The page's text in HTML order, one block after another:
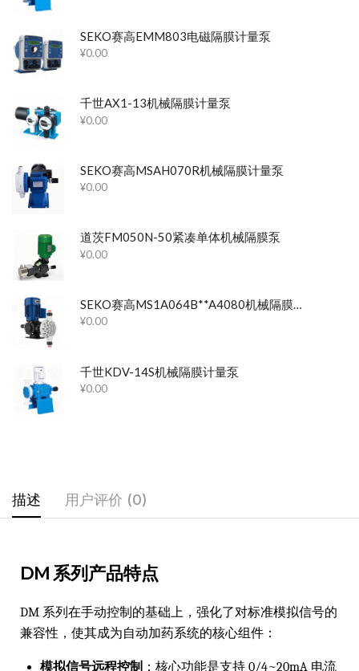
SEKO赛高EMM803电磁隔膜计量泵
¥0.00
千世AX1-13机械隔膜计量泵
¥0.00
SEKO赛高MSAH070R机械隔膜计量泵
¥0.00
道茨FM050N-50紧凑单体机械隔膜泵
¥0.00
SEKO赛高MS1A064B**A4080机械隔膜计量泵
¥0.00
千世KDV-14S机械隔膜计量泵
¥0.00
描述 用户评价 (0)
DM 系列产品特点
DM 系列在手动控制的基础上，强化了对标准模拟信号的
兼容性，使其成为自动加药系统的核心组件：
模拟信号远程控制 ：核心功能是支持 0/4~20mA 电流